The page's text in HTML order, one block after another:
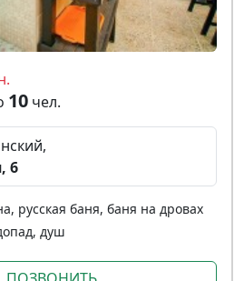
10 чел.
6
русская баня, баня на дровах
душ